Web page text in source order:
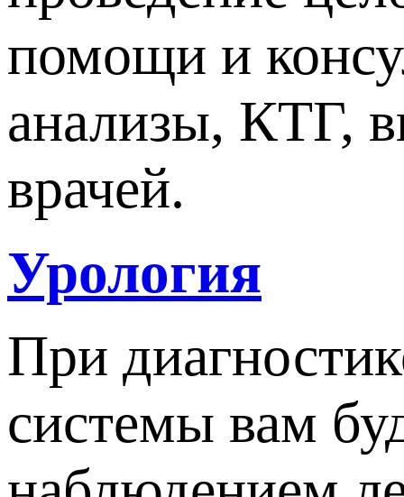
помощи и
анализы, КТГ,
врачей.
Урология
При
системы вам